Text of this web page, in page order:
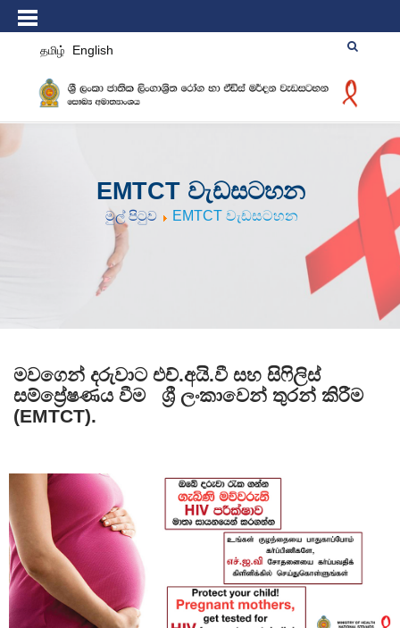
தமிழ் English
EMTCT වැඩසටහන
මුල් පිටුව EMTCT වැඩසටහන
මවගෙන් දරුවාට එච්.අයි.වී සහ සිෆිලිස්
සම්ප්‍රේෂණය වීම ශ්‍රී ලංකාවෙන් තුරන් කිරීම
(EMTCT).